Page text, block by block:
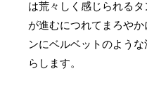
は荒々しく感じられる
が進むにつれてまろやか
ンにベルベットのよう
らします。